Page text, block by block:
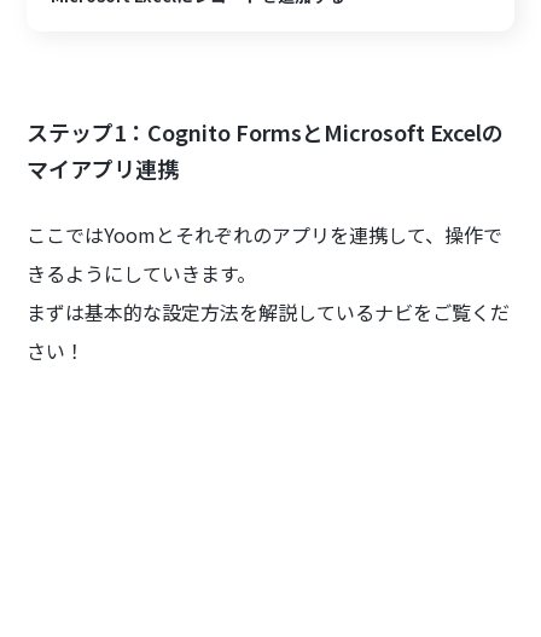
ステップ1：Cognito FormsとMicrosoft Excelの
マイアプリ連携
ここではYoomとそれぞれのアプリを連携して、操作で
きるようにしていきます。
まずは基本的な設定方法を解説しているナビをご覧くだ
さい！